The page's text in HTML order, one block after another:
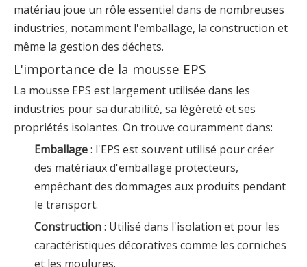
matériau joue un rôle essentiel dans de nombreuses
industries, notamment l'emballage, la construction et
même la gestion des déchets.
L'importance de la mousse EPS
La mousse EPS est largement utilisée dans les
industries pour sa durabilité, sa légèreté et ses
propriétés isolantes. On trouve couramment dans:
Emballage: l'EPS est souvent utilisé pour créer
des matériaux d'emballage protecteurs,
empêchant des dommages aux produits pendant
le transport.
Construction: Utilisé dans l'isolation et pour les
caractéristiques décoratives comme les corniches
et les moulures.